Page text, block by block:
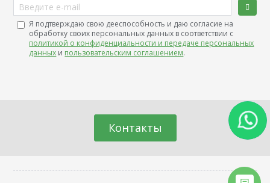
Введите e-mail
Я подтверждаю свою дееспособность и даю согласие на
обработку своих персональных данных в соответствии с
политикой о конфиденциальности и передаче персональных
данных и пользовательским соглашением.
Контакты